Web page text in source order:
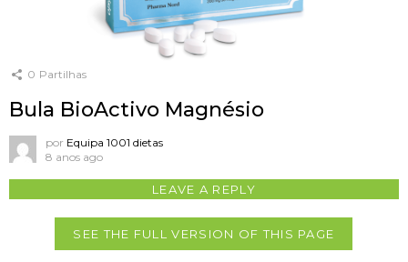
0 Partilhas
Bula BioActivo Magnésio
por Equipa 1001 dietas
8 anos ago
LEAVE A REPLY
SEE THE FULL VERSION OF THIS PAGE